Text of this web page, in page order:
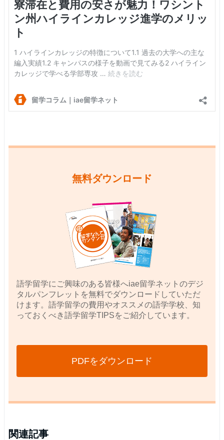
無料ダウンロード
語学留学にご興味のある皆様へiae留学ネットのデジ
タルパンフレットを無料でダウンロードしていただ
けます。語学留学の費用やオススメの語学学校、知
っておくべき語学留学TIPSをご紹介しています。
PDFをダウンロード
関連記事